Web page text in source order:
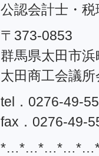
公認会計士・
〒373-0853
群馬県太田市
太田商工会議
tel．0276-49-
fax．0276-49-